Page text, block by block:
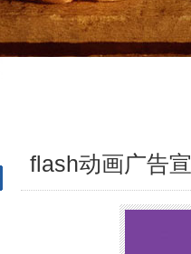
flash动画广告